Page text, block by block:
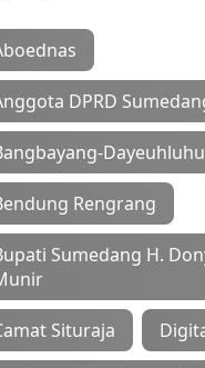
DPRD
Rengrang
Sumedang H.
Situraja